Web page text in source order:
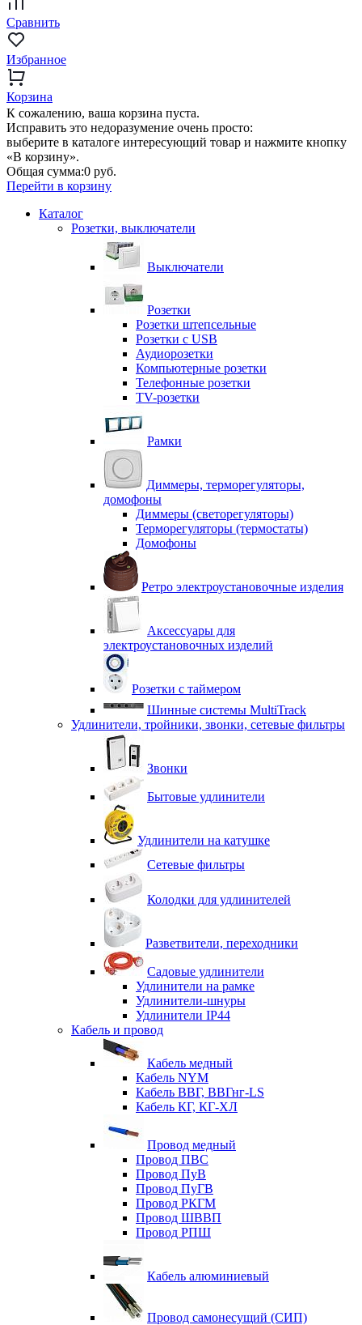
Сравнить
Избранное
Корзина
К сожалению, ваша корзина пуста.
Исправить это недоразумение очень просто:
выберите в каталоге интересующий товар и нажмите кнопку
«В корзину».
Общая сумма:0 руб.
Перейти в корзину
Каталог
Розетки, выключатели
Выключатели
Розетки
Розетки штепсельные
Розетки с USB
Аудиорозетки
Компьютерные розетки
Телефонные розетки
TV-розетки
Рамки
Диммеры, терморегуляторы,
домофоны
Диммеры (светорегуляторы)
Терморегуляторы (термостаты)
Домофоны
Ретро электроустановочные изделия
Аксессуары для
электроустановочных изделий
Розетки с таймером
Шинные системы MultiTrack
Удлинители, тройники, звонки, сетевые фильтры
Звонки
Бытовые удлинители
Удлинители на катушке
Сетевые фильтры
Колодки для удлинителей
Разветвители, переходники
Садовые удлинители
Удлинители на рамке
Удлинители-шнуры
Удлинители IP44
Кабель и провод
Кабель медный
Кабель NYM
Кабель ВВГ, ВВГнг-LS
Кабель КГ, КГ-ХЛ
Провод медный
Провод ПВС
Провод ПуВ
Провод ПуГВ
Провод РКГМ
Провод ШВВП
Провод РПШ
Кабель алюминиевый
Провод самонесущий (СИП)